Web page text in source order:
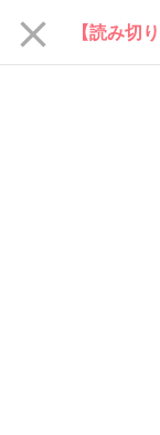
close 【読み切